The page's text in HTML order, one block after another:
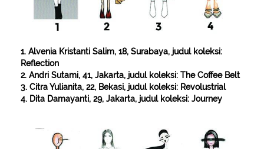
1. Alvenia Kristanti Salim, 18, Surabaya, judul koleksi:
Reflection
2. Andri Sutami, 41, Jakarta, judul koleksi: The Coffee Belt
3. Citra Yulianita, 22, Bekasi, judul koleksi: Revolustrial
4. Dita Damayanti, 29, Jakarta, judul koleksi: Journey